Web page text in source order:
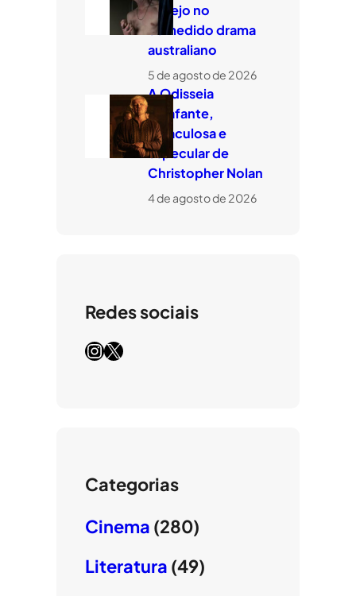
desejo no
comedido drama
australiano
5 de agosto de 2026
A Odisseia
estafante,
miraculosa e
especular de
Christopher Nolan
4 de agosto de 2026
Redes sociais
InstagramX
Categorias
Cinema (280)
Literatura (49)